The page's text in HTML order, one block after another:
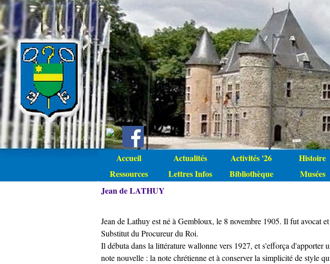
Accueil Actualités Activités '26 Histoire
Ressources
Lettres Infos Bibliothèque Musées
Jean de LATHUY
Jean de Lathuy est né à Gembloux, le 8 novembre 1905. Il fut avocat
Substitut du Procureur du Roi.
Il débuta dans la littérature wallonne vers 1927, et s'efforça d'apporter
note nouvelle : la note chrétienne et à conserver la simplicité de style